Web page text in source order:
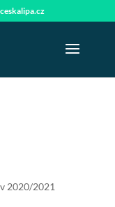
2020/2021